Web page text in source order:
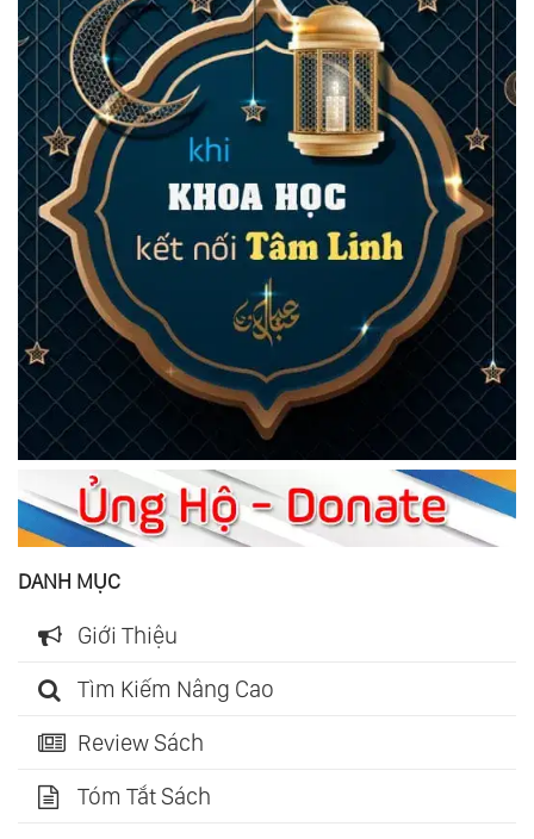
DANH MỤC
Giới Thiệu
Tìm Kiếm Nâng Cao
Review Sách
Tóm Tắt Sách